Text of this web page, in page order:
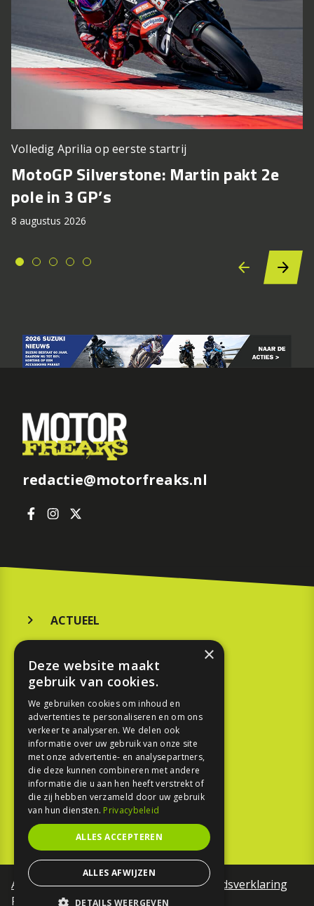
Volledig Aprilia op eerste startrij
MotoGP Silverstone: Martin pakt 2e
pole in 3 GP’s
8 augustus 2026
redactie@motorfreaks.nl
ACTUEEL
KOOPGIDS
TESTEN
SPORT
REPORTAGE
TOUREN
NIEUWSBRIEF
Algemene voorwaardenToegankelijkheidsverklaring
Privacy Policy
×
Deze website maakt
gebruik van cookies.
We gebruiken cookies om inhoud en
advertenties te personaliseren en om ons
verkeer te analyseren. We delen ook
informatie over uw gebruik van onze site
met onze advertentie- en analysepartners,
die deze kunnen combineren met andere
informatie die u aan hen heeft verstrekt of
die zij hebben verzameld door uw gebruik
van hun diensten. Privacybeleid
ALLES ACCEPTEREN
ALLES AFWIJZEN
DETAILS WEERGEVEN